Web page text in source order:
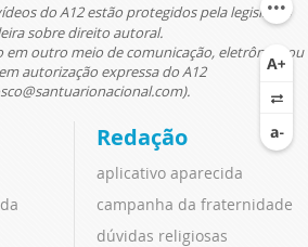
do A12 estão protegidos pela legislação
sobre direito autoral.
outro meio de comunicação, eletrônico ou
autorização expressa do A12
Redação
aplicativo aparecida
campanha da fraternidade
dúvidas religiosas